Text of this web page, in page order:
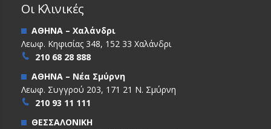
Οι Κλινικές
ΑΘΗΝΑ – Χαλάνδρι
Λεωφ. Κηφισίας 348, 152 33 Χαλάνδρι
210 68 28 888
ΑΘΗΝΑ – Νέα Σμύρνη
Λεωφ. Συγγρού 203, 171 21 Ν. Σμύρνη
210 93 11 111
ΘΕΣΣΑΛΟΝΙΚΗ